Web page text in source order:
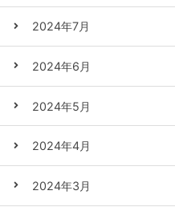
2024年7月
2024年6月
2024年5月
2024年4月
2024年3月